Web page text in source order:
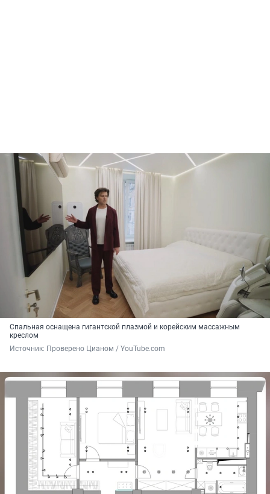
Спальная оснащена гигантской плазмой и корейским массажным
креслом
Источник: Проверено Цианом / YouTube.com